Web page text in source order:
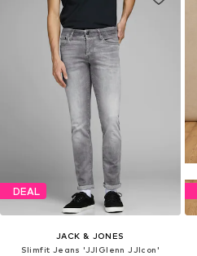
DEAL
JACK & JONES
Slimfit Jeans 'JJIGlenn JJIcon'